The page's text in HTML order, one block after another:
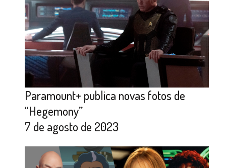
Paramount+ publica novas fotos de
“Hegemony”
7 de agosto de 2023